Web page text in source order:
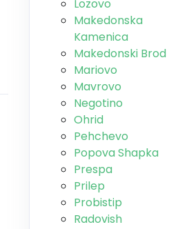
Lozovo
Makedonska
Kamenica
Makedonski Brod
Mariovo
Mavrovo
Negotino
Ohrid
Pehchevo
Popova Shapka
Prespa
Prilep
Probistip
Radovish